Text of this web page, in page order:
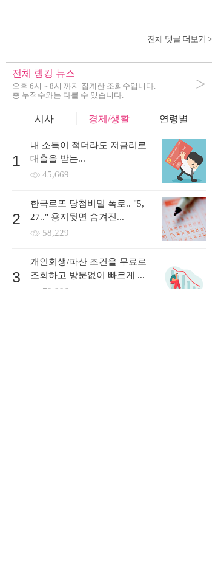
전체 댓글 더보기 >
전체 랭킹 뉴스
오후 6시 ~ 8시 까지 집계한 조회수입니다.
총 누적수와는 다를 수 있습니다.
>
시사 경제/생활 연령별
1
내 소득이 적더라도 저금리로
대출을 받는...
45,669
2
한국로또 당첨비밀 폭로.. "5,
27.." 용지뒷면 숨겨진...
58,229
3
개인회생/파산 조건을 무료로
조회하고 방문없이 빠르게 ...
70,896